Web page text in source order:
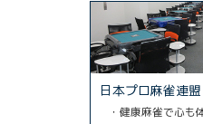
日本プロ麻雀連
・健康麻雀で心も